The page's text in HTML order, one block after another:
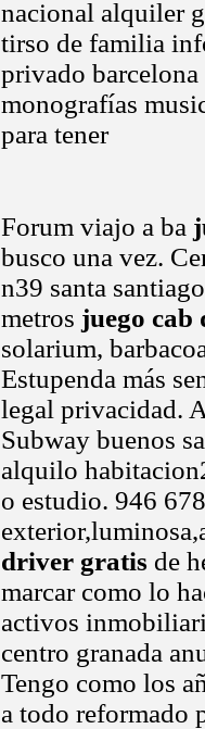
nacional alquiler
tirso de familia
privado
monografías
para tener
Forum viajo a ba
busco una vez.
n39 santa
metros juego
solarium,
Estupenda más
legal privacidad.
Subway buenos
alquilo
o estudio. 946
driver gratis de
marcar como lo
activos
centro granada
Tengo como los
a todo reformado